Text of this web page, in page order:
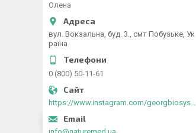
Олена
вул. Вокзальна, буд. 3., смт Побузьке, Ук
раїна
0 (800) 50-11-61
https://www.instagram.com/georgbiosystems_ua/